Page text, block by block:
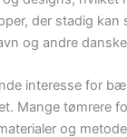
der stadig kan
og andre
interesse for
Mange tømrere
og